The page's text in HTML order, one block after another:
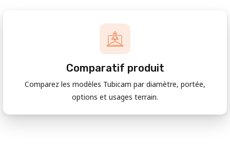
Comparatif produit
Comparez les modèles Tubicam par diamètre, portée,
options et usages terrain.